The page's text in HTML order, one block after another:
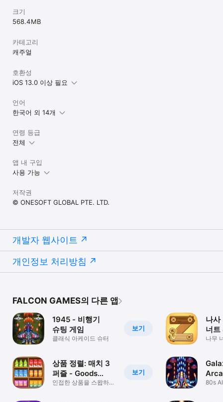
크기
568.4 MB
카테고리
캐주얼
호환성
iOS 13.0 이상 필요
언어
한국어 외 14개
연령 등급
전체
앱 내 구입
사용 가능
저작권
© ONESOFT GLOBAL PTE. LTD.
개발자 웹사이트
개인정보 처리방침
FALCON GAMES의 다른 앱
보기
1945 - 비행기
슈팅 게임
클래식 아케이드 슈터
보기
상품 정렬: 매치 3
퍼즐 - Goods
Sorting
인접한 상품을 스왑하고
나사
너트
나무
80s